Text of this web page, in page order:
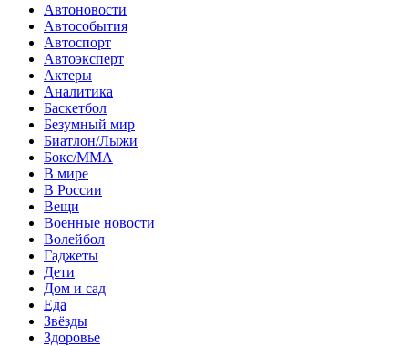
Автоновости
Автособытия
Автоспорт
Автоэксперт
Актеры
Аналитика
Баскетбол
Безумный мир
Биатлон/Лыжи
Бокс/MMA
В мире
В России
Вещи
Военные новости
Волейбол
Гаджеты
Дети
Дом и сад
Еда
Звёзды
Здоровье